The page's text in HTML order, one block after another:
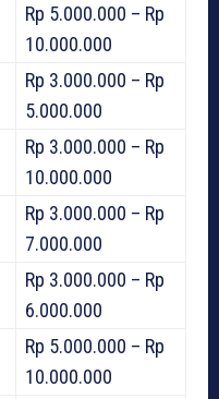
Rp 5.000.000 – Rp
10.000.000
Rp 3.000.000 – Rp
5.000.000
Rp 3.000.000 – Rp
10.000.000
Rp 3.000.000 – Rp
7.000.000
Rp 3.000.000 – Rp
6.000.000
Rp 5.000.000 – Rp
10.000.000